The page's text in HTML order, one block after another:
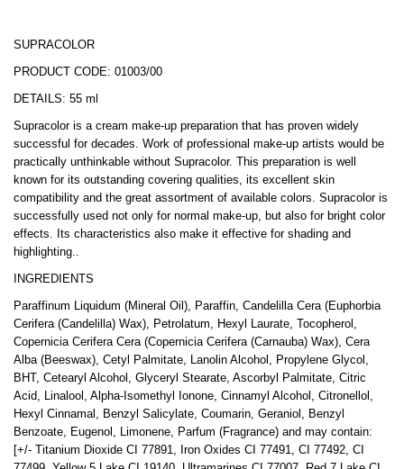
SUPRACOLOR
PRODUCT CODE: 01003/00
DETAILS: 55 ml
Supracolor is a cream make-up preparation that has proven widely
successful for decades. Work of professional make-up artists would be
practically unthinkable without Supracolor. This preparation is well
known for its outstanding covering qualities, its excellent skin
compatibility and the great assortment of available colors. Supracolor is
successfully used not only for normal make-up, but also for bright color
effects. Its characteristics also make it effective for shading and
highlighting..
INGREDIENTS
Paraffinum Liquidum (Mineral Oil), Paraffin, Candelilla Cera (Euphorbia
Cerifera (Candelilla) Wax), Petrolatum, Hexyl Laurate, Tocopherol,
Copernicia Cerifera Cera (Copernicia Cerifera (Carnauba) Wax), Cera
Alba (Beeswax), Cetyl Palmitate, Lanolin Alcohol, Propylene Glycol,
BHT, Cetearyl Alcohol, Glyceryl Stearate, Ascorbyl Palmitate, Citric
Acid, Linalool, Alpha-Isomethyl Ionone, Cinnamyl Alcohol, Citronellol,
Hexyl Cinnamal, Benzyl Salicylate, Coumarin, Geraniol, Benzyl
Benzoate, Eugenol, Limonene, Parfum (Fragrance) and may contain:
[+/- Titanium Dioxide CI 77891, Iron Oxides CI 77491, CI 77492, CI